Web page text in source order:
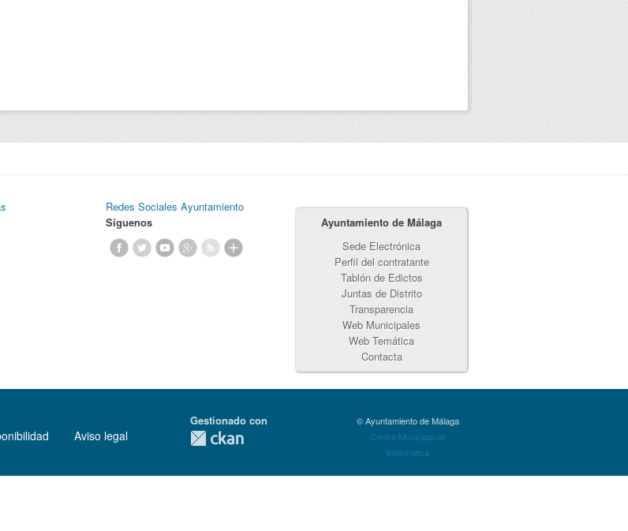
Redes Sociales Ayuntamiento
Síguenos
Ayuntamiento de Málaga
Sede Electrónica
Perfil del contratante
Tablón de Edictos
Juntas de Distrito
Transparencia
Web Municipales
Web Temática
Contacta
Aviso legal
Gestionado con
© Ayuntamiento de Málaga
Centro Municipal de
Informática